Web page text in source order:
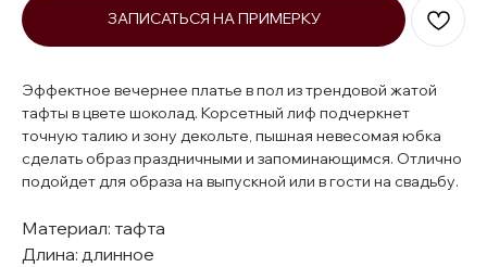
ЗАПИСАТЬСЯ НА ПРИМЕРКУ
Эффектное вечернее платье в пол из трендовой жатой
тафты в цвете шоколад. Корсетный лиф подчеркнет
точную талию и зону декольте, пышная невесомая юбка
сделать образ праздничными и запоминающимся. Отлично
подойдет для образа на выпускной или в гости на свадьбу.
Материал: тафта
Длина: длинное